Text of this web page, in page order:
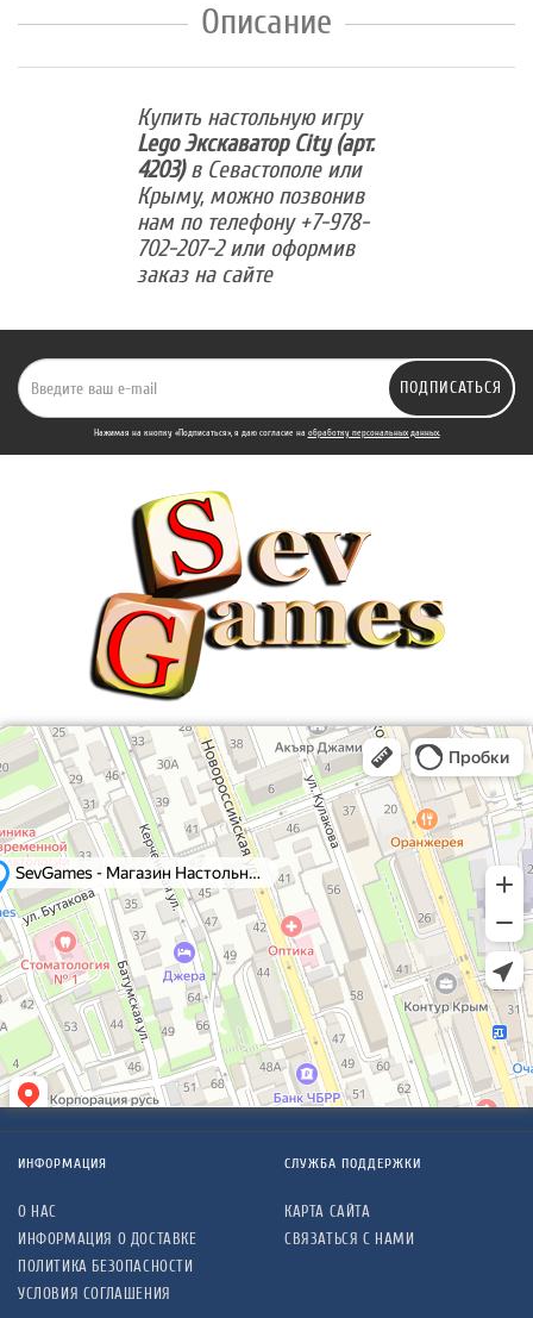
Описание
Купить настольную игру
Lego Экскаватор City (арт.
4203)в Севастополе или
Крыму, можно позвонив
нам по телефону +7-978-
702-207-2 или оформив
заказ на сайте
ПОДПИСАТЬСЯ
Нажимая на кнопку «Подписаться», я даю cогласие на обработку персональных данных.
ИНФОРМАЦИЯ
О НАС
ИНФОРМАЦИЯ О ДОСТАВКЕ
ПОЛИТИКА БЕЗОПАСНОСТИ
УСЛОВИЯ СОГЛАШЕНИЯ
СЛУЖБА ПОДДЕРЖКИ
КАРТА САЙТА
СВЯЗАТЬСЯ С НАМИ